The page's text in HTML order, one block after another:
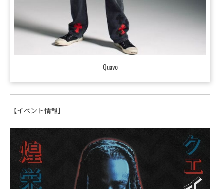
Quavo
【イベント情報】